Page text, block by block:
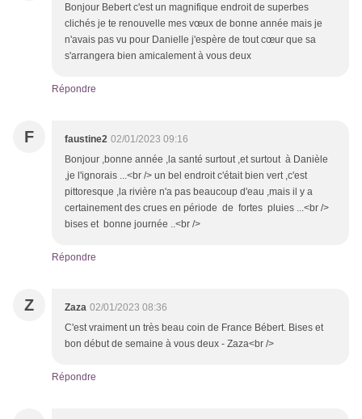
Bonjour Bebert c'est un magnifique endroit de superbes
clichés je te renouvelle mes vœux de bonne année mais je
n'avais pas vu pour Danielle j'espère de tout cœur que sa
s'arrangera bien amicalement à vous deux
Répondre
F faustine2 02/01/2023 09:16
Bonjour ,bonne année ,la santé surtout ,et surtout à Danièle
,je l'ignorais ...<br /> un bel endroit c'était bien vert ,c'est
pittoresque ,la rivière n'a pas beaucoup d'eau ,mais il y a
certainement des crues en période de fortes pluies ...<br />
bises et bonne journée ..<br />
Répondre
Z Zaza 02/01/2023 08:36
C'est vraiment un très beau coin de France Bébert. Bises et
bon début de semaine à vous deux - Zaza<br />
Répondre